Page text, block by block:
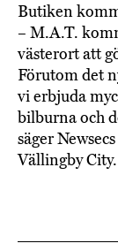
Butiken
– M.A.T.
västerort att
Förutom det
vi erbjuda
bilburna och
säger
Vällingby City.